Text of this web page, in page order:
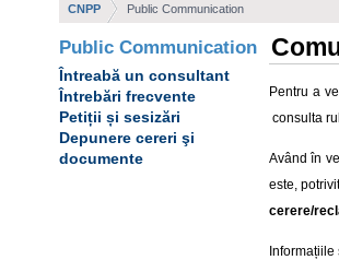
CNPP Public Communication
Public Communication
Întreabă un consultant
Întrebări frecvente
Petiții și sesizări
Depunere cereri şi
documente
Pentru a
consulta
Având în
este,
cerere/